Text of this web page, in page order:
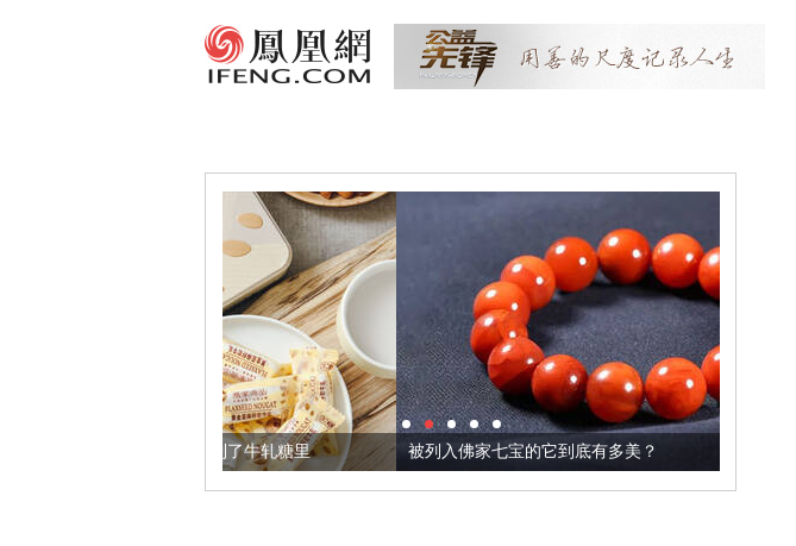
被列入佛家七宝的它到底有多美？